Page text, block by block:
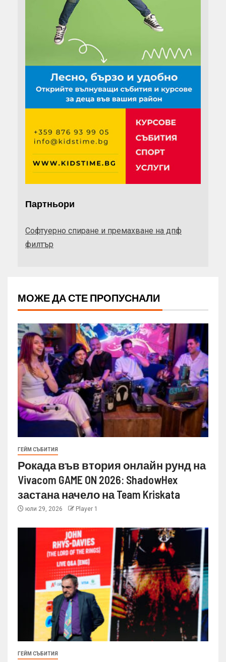
Партньори
Софтуерно спиране и премахване на дпф
филтър
МОЖЕ ДА СТЕ ПРОПУСНАЛИ
ГЕЙМ СЪБИТИЯ
Рокада във втория онлайн рунд на
Vivacom GAME ON 2026: ShadowHex
застана начело на Team Kriskata
юли 29, 2026 Player 1
ГЕЙМ СЪБИТИЯ